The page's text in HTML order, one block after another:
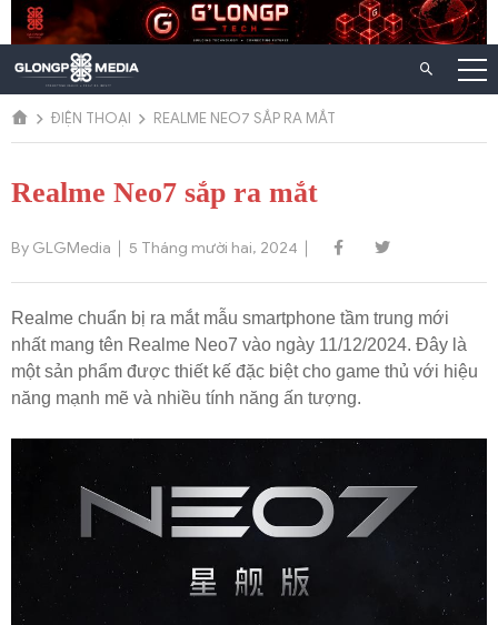
Chuyển
đến
dung
ĐIỆN THOẠI
REALME NEO7 SẮP RA MẮT
Realme Neo7 sắp ra mắt
By GLGMedia 5 Tháng mười hai, 2024
Realme chuẩn bị ra mắt mẫu smartphone tầm trung mới
nhất mang tên Realme Neo7 vào ngày 11/12/2024. Đây là
một sản phẩm được thiết kế đặc biệt cho game thủ với hiệu
năng mạnh mẽ và nhiều tính năng ấn tượng.